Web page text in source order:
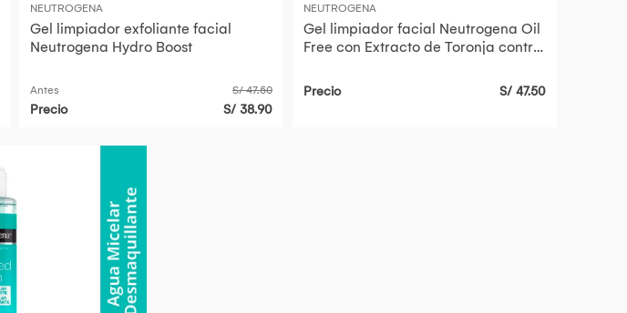
NEUTROGENA
Gel limpiador exfoliante facial
Neutrogena Hydro Boost
Antes S/ 47.50
Precio S/ 38.90
NEUTROGENA
Gel limpiador facial Neutrogena Oil
Free con Extracto de Toronja contra
Precio S/ 47.50